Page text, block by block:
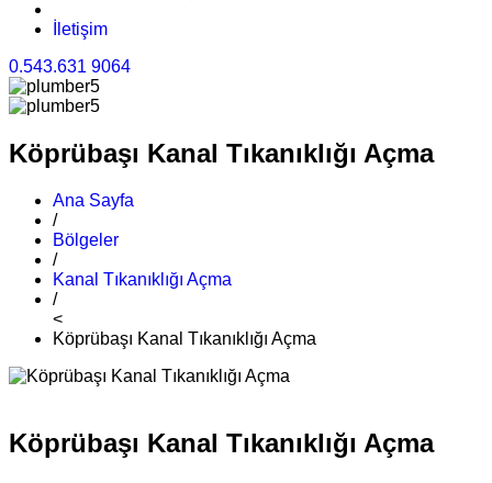
İletişim
0.543.631 9064
Köprübaşı Kanal Tıkanıklığı Açma
Ana Sayfa
/
Bölgeler
/
Kanal Tıkanıklığı Açma
/
<
Köprübaşı Kanal Tıkanıklığı Açma
Köprübaşı Kanal Tıkanıklığı Açma